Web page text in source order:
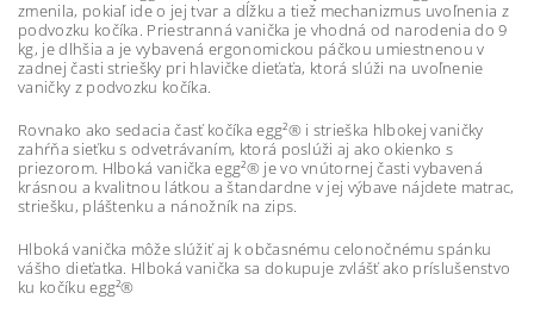
zmenila, pokiaľ ide o jej tvar a dĺžku a tiež mechanizmus uvoľnenia z
podvozku kočíka. Priestranná vanička je vhodná od narodenia do 9
kg, je dlhšia a je vybavená ergonomickou páčkou umiestnenou v
zadnej časti striešky pri hlavičke dieťaťa, ktorá slúži na uvoľnenie
vaničky z podvozku kočíka.
Rovnako ako sedacia časť kočíka egg²® i strieška hlbokej vaničky
zahŕňa sieťku s odvetrávaním, ktorá poslúži aj ako okienko s
priezorom. Hlboká vanička egg²® je vo vnútornej časti vybavená
krásnou a kvalitnou látkou a štandardne v jej výbave nájdete matrac,
striešku, pláštenku a nánožník na zips.
Hlboká vanička môže slúžiť aj k občasnému celonočnému spánku
vášho dieťatka. Hlboká vanička sa dokupuje zvlášť ako príslušenstvo
ku kočíku egg²®